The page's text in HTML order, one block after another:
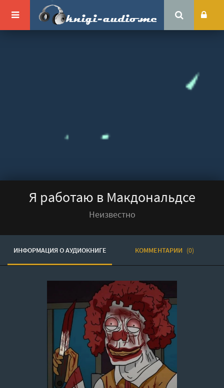
Я работаю в Макдональдсе
Неизвестно
ИНФОРМАЦИЯ О АУДИОКНИГЕ КОММЕНТАРИИ (0)